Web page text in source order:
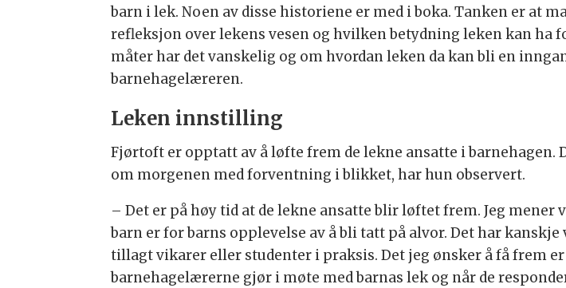
barn i lek. Noen av disse historiene er med i boka. Tanken er at
refleksjon over lekens vesen og hvilken betydning leken kan ha
måter har det vanskelig og om hvordan leken da kan bli en
barnehagelæreren.
Leken innstilling
Fjørtoft er opptatt av å løfte frem de lekne ansatte i barnehagen.
om morgenen med forventning i blikket, har hun observert.
– Det er på høy tid at de lekne ansatte blir løftet frem. Jeg
barn er for barns opplevelse av å bli tatt på alvor. Det har
tillagt vikarer eller studenter i praksis. Det jeg ønsker å få frem
barnehagelærerne gjør i møte med barnas lek og når de